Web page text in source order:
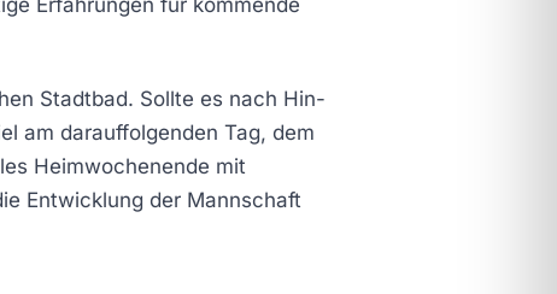
Erfahrungen für kommende
Stadtbad. Sollte es nach Hin-
am darauffolgenden Tag, dem
Heimwochenende mit
Entwicklung der Mannschaft